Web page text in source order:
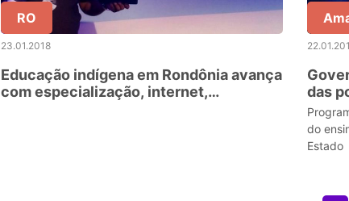
RO
23.01.2018
Educação indígena em Rondônia avança
com especialização, internet,
das
do
Estado